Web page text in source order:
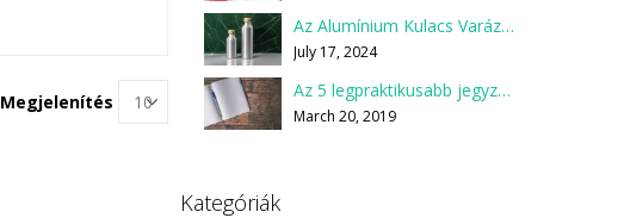
Megjelenítés
Az Alumínium Kulacs Varázsa: Miért Válaszd Te is?
July 17, 2024
Az 5 legpraktikusabb jegyzetfüzet, jegyzettömb
March 20, 2019
Kategóriák